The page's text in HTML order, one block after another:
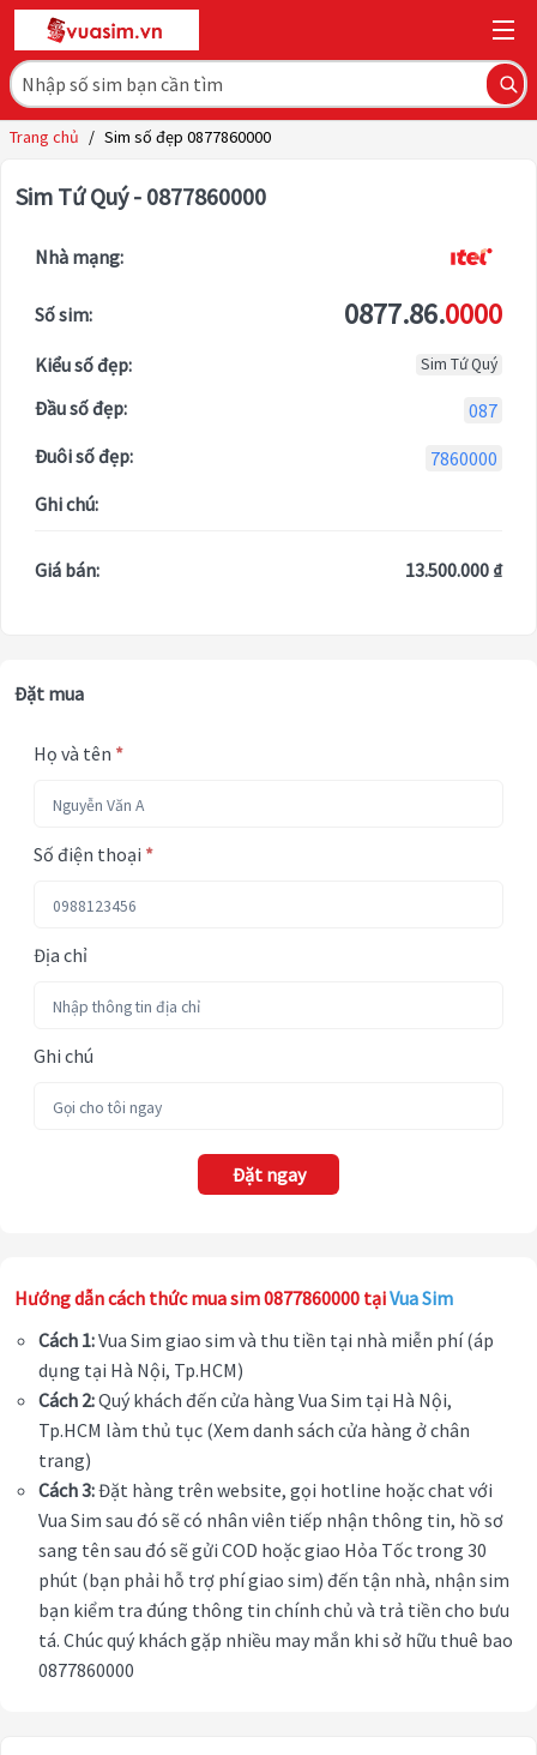
Trang chủ / Sim số đẹp 0877860000
Sim Tứ Quý - 0877860000
Nhà mạng:
Số sim: 0877.86.0000
Kiểu số đẹp: Sim Tứ Quý
Đầu số đẹp:
087
Đuôi số đẹp:
7860000
Ghi chú:
Giá bán: 13.500.000 ₫
Đặt mua
Họ và tên *
Số điện thoại *
Địa chỉ
Ghi chú
Đặt ngay
Hướng dẫn cách thức mua sim 0877860000 tạiVua Sim
Cách 1:Vua Sim giao sim và thu tiền tại nhà miễn phí (áp
dụng tại Hà Nội, Tp.HCM)
Cách 2:Quý khách đến cửa hàng Vua Sim tại Hà Nội,
Tp.HCM làm thủ tục (Xem danh sách cửa hàng ở chân
trang)
Cách 3:Đặt hàng trên website, gọi hotline hoặc chat với
Vua Sim sau đó sẽ có nhân viên tiếp nhận thông tin, hồ sơ
sang tên sau đó sẽ gửi COD hoặc giao Hỏa Tốc trong 30
phút (bạn phải hỗ trợ phí giao sim) đến tận nhà, nhận sim
bạn kiểm tra đúng thông tin chính chủ và trả tiền cho bưu
tá. Chúc quý khách gặp nhiều may mắn khi sở hữu thuê bao
0877860000